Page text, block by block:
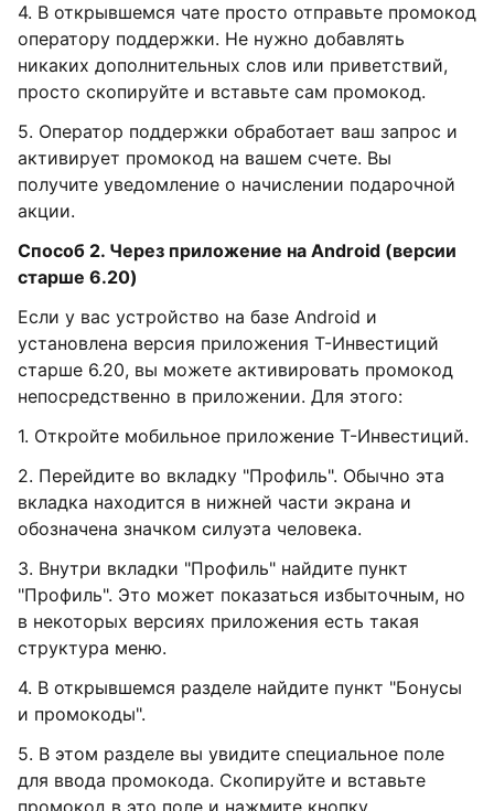
4. В открывшемся чате просто отправьте промокод
оператору поддержки. Не нужно добавлять
никаких дополнительных слов или приветствий,
просто скопируйте и вставьте сам промокод.
5. Оператор поддержки обработает ваш запрос и
активирует промокод на вашем счете. Вы
получите уведомление о начислении подарочной
акции.
Способ 2. Через приложение на Android (версии
старше 6.20)
Если у вас устройство на базе Android и
установлена версия приложения Т-Инвестиций
старше 6.20, вы можете активировать промокод
непосредственно в приложении. Для этого:
1. Откройте мобильное приложение Т-Инвестиций.
2. Перейдите во вкладку "Профиль". Обычно эта
вкладка находится в нижней части экрана и
обозначена значком силуэта человека.
3. Внутри вкладки "Профиль" найдите пункт
"Профиль". Это может показаться избыточным, но
в некоторых версиях приложения есть такая
структура меню.
4. В открывшемся разделе найдите пункт "Бонусы
и промокоды".
5. В этом разделе вы увидите специальное поле
для ввода промокода. Скопируйте и вставьте
промокод в это поле и нажмите кнопку